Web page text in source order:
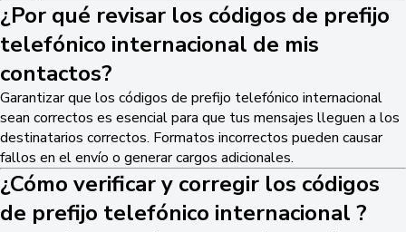
¿Por qué revisar los códigos de prefijo
telefónico internacional de mis
contactos?
Garantizar que los códigos de prefijo telefónico internacional
sean correctos es esencial para que tus mensajes lleguen a los
destinatarios correctos. Formatos incorrectos pueden causar
fallos en el envío o generar cargos adicionales.
¿Cómo verificar y corregir los códigos
de prefijo telefónico internacional ?